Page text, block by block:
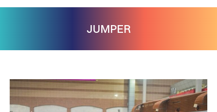
JUMPER